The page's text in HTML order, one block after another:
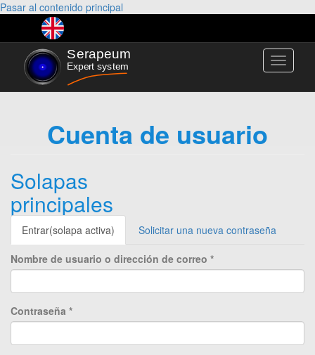
Pasar al contenido principal
Toggle
Cuenta de usuario
Solapas
principales
Entrar(solapa activa) Solicitar una nueva contraseña
Nombre de usuario o dirección de correo *
Contraseña *